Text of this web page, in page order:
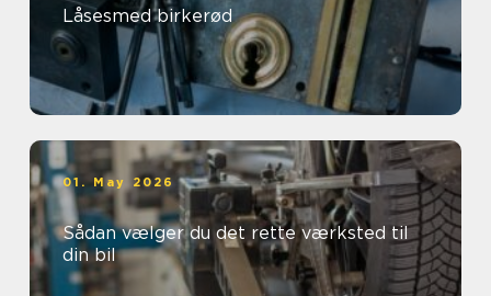
Låsesmed birkerød
01. May 2026
Sådan vælger du det rette værksted til
din bil